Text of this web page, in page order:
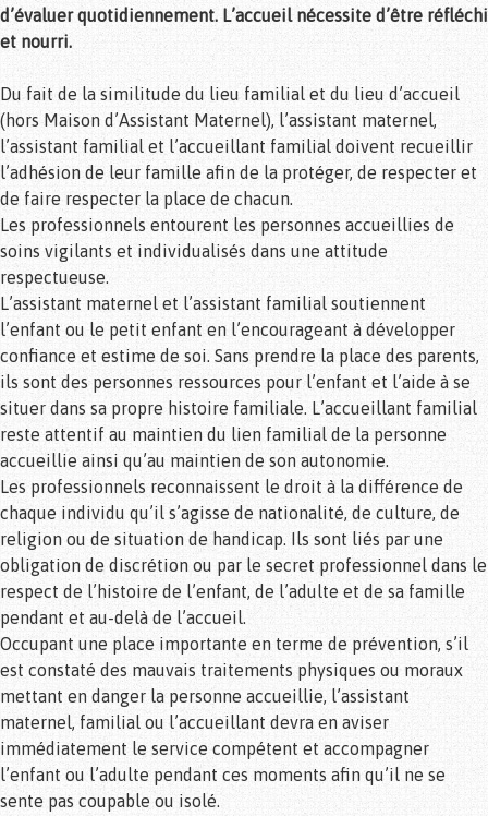
d’évaluer quotidiennement. L’accueil nécessite d’être réfléchi
et nourri.
Du fait de la similitude du lieu familial et du lieu d’accueil
(hors Maison d’Assistant Maternel), l’assistant maternel,
l’assistant familial et l’accueillant familial doivent recueillir
l’adhésion de leur famille afin de la protéger, de respecter et
de faire respecter la place de chacun.
Les professionnels entourent les personnes accueillies de
soins vigilants et individualisés dans une attitude
respectueuse.
L’assistant maternel et l’assistant familial soutiennent
l’enfant ou le petit enfant en l’encourageant à développer
confiance et estime de soi. Sans prendre la place des parents,
ils sont des personnes ressources pour l’enfant et l’aide à se
situer dans sa propre histoire familiale. L’accueillant familial
reste attentif au maintien du lien familial de la personne
accueillie ainsi qu’au maintien de son autonomie.
Les professionnels reconnaissent le droit à la différence de
chaque individu qu’il s’agisse de nationalité, de culture, de
religion ou de situation de handicap. Ils sont liés par une
obligation de discrétion ou par le secret professionnel dans le
respect de l’histoire de l’enfant, de l’adulte et de sa famille
pendant et au-delà de l’accueil.
Occupant une place importante en terme de prévention, s’il
est constaté des mauvais traitements physiques ou moraux
mettant en danger la personne accueillie, l’assistant
maternel, familial ou l’accueillant devra en aviser
immédiatement le service compétent et accompagner
l’enfant ou l’adulte pendant ces moments afin qu’il ne se
sente pas coupable ou isolé.